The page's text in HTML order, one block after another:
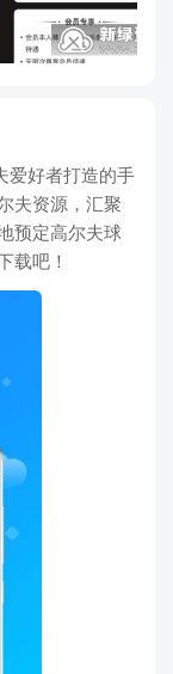
爱好者打造的手
夫资源，汇聚
预定高尔夫球
载吧！